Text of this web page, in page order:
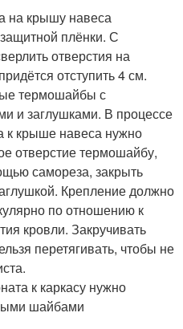
на крышу навеса
плёнки. С
отверстия на
отступить 4 см.
термошайбы с
и заглушками. В процессе
к крыше навеса нужно
отверстие термошайбу,
самореза, закрыть
Крепление должно
по отношению к
кровли. Закручивать
перетягивать, чтобы не
к каркасу нужно
шайбами